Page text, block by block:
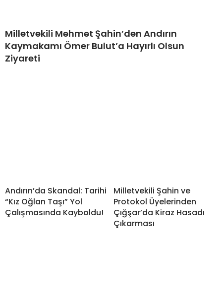
Milletvekili Mehmet Şahin’den Andırın
Kaymakamı Ömer Bulut’a Hayırlı Olsun
Ziyareti
Andırın’da Skandal: Tarihi
“Kız Oğlan Taşı” Yol
Çalışmasında Kayboldu!
Milletvekili Şahin ve
Protokol Üyelerinden
Çığşar’da Kiraz Hasadı
Çıkarması